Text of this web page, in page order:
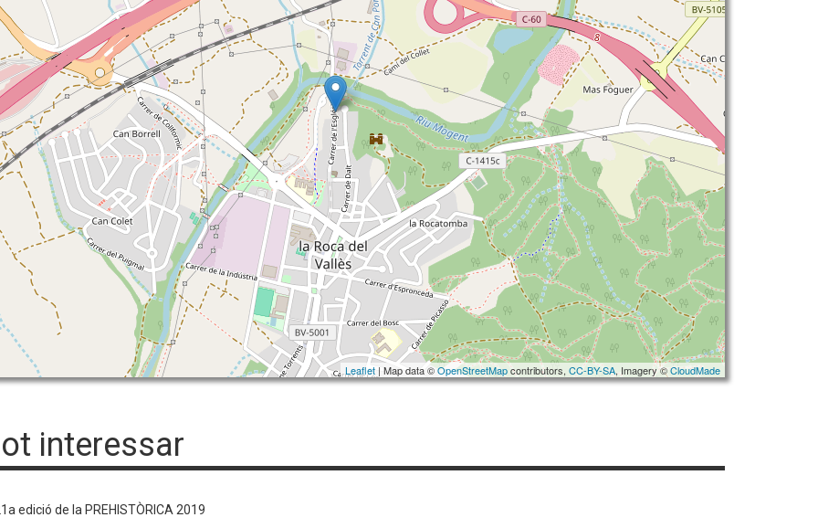
Leaflet | Map data ©OpenStreetMapcontributors, CC-BY-SA , Imagery ©CloudMade
interessar
edició de la PREHISTÒRICA 2019